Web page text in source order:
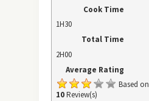
Cook Time
1H30
Total Time
2H00
Average Rating
Based on
10 Review(s)